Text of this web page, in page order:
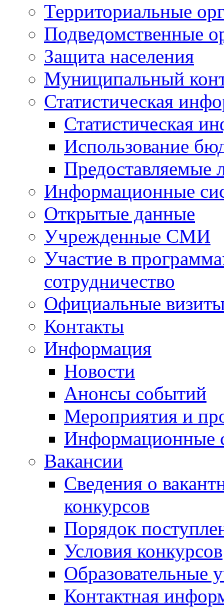
Территориальные
Подведомственные
Защита населения
Муниципальный
Статистическая
Статистическая
Использование
Предоставляемые
Информационные
Открытые данные
Учрежденные СМИ
Участие в
сотрудничество
Официальные
Контакты
Информация
Новости
Анонсы событий
Мероприятия и
Информационные
Вакансии
Сведения о
конкурсов
Порядок
Условия конкурсов
Образовательные
Контактная